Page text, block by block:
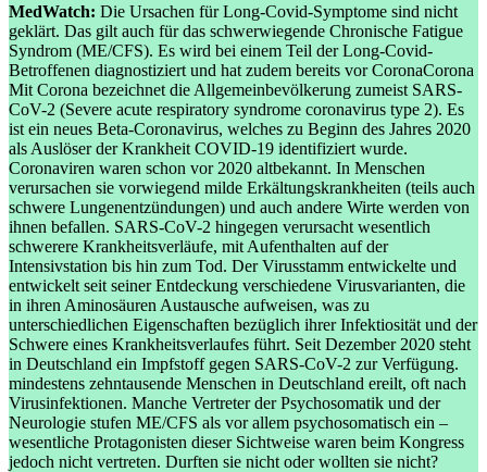
MedWatch: Die Ursachen für Long-Covid-Symptome sind nicht
geklärt. Das gilt auch für das schwerwiegende Chronische Fatigue
Syndrom (ME/CFS). Es wird bei einem Teil der Long-Covid-
Betroffenen diagnostiziert und hat zudem bereits vorCoronaCorona
Mit Corona bezeichnet die Allgemeinbevölkerung zumeist SARS-
CoV-2 (Severe acute respiratory syndrome coronavirus type 2). Es
ist ein neues Beta-Coronavirus, welches zu Beginn des Jahres 2020
als Auslöser der Krankheit COVID-19 identifiziert wurde.
Coronaviren waren schon vor 2020 altbekannt. In Menschen
verursachen sie vorwiegend milde Erkältungskrankheiten (teils auch
schwere Lungenentzündungen) und auch andere Wirte werden von
ihnen befallen. SARS-CoV-2 hingegen verursacht wesentlich
schwerere Krankheitsverläufe, mit Aufenthalten auf der
Intensivstation bis hin zum Tod. Der Virusstamm entwickelte und
entwickelt seit seiner Entdeckung verschiedene Virusvarianten, die
in ihren Aminosäuren Austausche aufweisen, was zu
unterschiedlichen Eigenschaften bezüglich ihrer Infektiosität und der
Schwere eines Krankheitsverlaufes führt. Seit Dezember 2020 steht
in Deutschland ein Impfstoff gegen SARS-CoV-2 zur Verfügung.
mindestens zehntausende Menschen in Deutschland ereilt, oft nach
Virusinfektionen. Manche Vertreter der Psychosomatik und der
Neurologie stufen ME/CFS als vor allem psychosomatisch ein –
wesentliche Protagonisten dieser Sichtweise waren beim Kongress
jedoch nicht vertreten. Durften sie nicht oder wollten sie nicht?